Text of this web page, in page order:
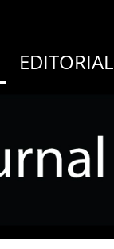
EDITORIAL